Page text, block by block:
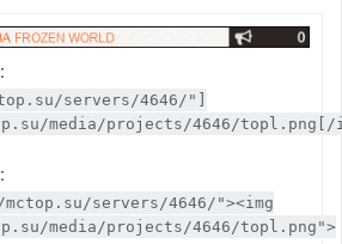
servers/4646/"]
media/projects/4646/topl.png[/
servers/4646/"><img
media/projects/4646/topl.png">